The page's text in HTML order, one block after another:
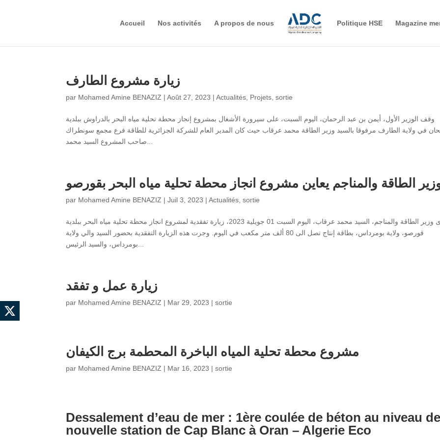
Accueil Nos activités A propos de nous Politique HSE Magazine
زيارة مشروع الطارف
par Mohamed Amine BENAZIZ |Août 27, 2023 |Actualités Projets ,sortie
وقف الوزير الأول، أيمن بن عبد الرحمان، اليوم السبت، على سيرورة الأشغال بمشروع إنجاز محطة تحلية مياه البحر بالدراوش ببلدية
في ولاية الطارف مرفوقا بالسيد وزير الطاقة محمد عرقاب حيث كان المدير العام للشركة الجزائرية للطاقة فرع مجمع سونطراك
الطاقة والمناجم يعاين مشروع انجاز محطة تحلية مياه البحر بقورصو
par Mohamed Amine BENAZIZ |Juil 3, 2023 |Actualités ,sortie
أجرى وزير الطاقة والمناجم، السيد محمد عرقاب، اليوم السبت 01 جويلية 2023، زيارة تفقدية لمشروع انجاز محطة تحلية مياه البحر ببلدية
قورصو، ولاية بومرداس، بطاقة إنتاج تصل الى 80 ألف متر مكعب في اليوم. وجرت هذه الزيارة التفقدية بحضور السيد والي ولاية
زيارة عمل و تفقد
par Mohamed Amine BENAZIZ | Mar 29, 2023 |sortie
مشروع محطة تحلية المياه الباخرة المحطمة برج الكيفان
par Mohamed Amine BENAZIZ | Mar 16, 2023 |sortie
Dessalement d’eau de mer : 1ère coulée de béton au niveau
nouvelle station de Cap Blanc à Oran – Algerie Eco